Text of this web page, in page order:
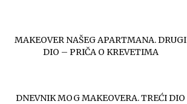
MAKEOVER NAŠEG APARTMANA. DRUGI
DIO – PRIČA O KREVETIMA
DNEVNIK MOG MAKEOVERA. TREĆI DIO